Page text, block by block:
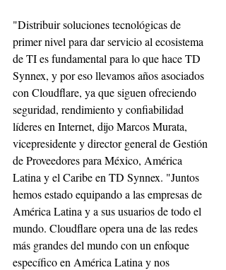
"Distribuir soluciones tecnológicas de
primer nivel para dar servicio al ecosistema
de TI es fundamental para lo que hace TD
Synnex, y por eso llevamos años asociados
con Cloudflare, ya que siguen ofreciendo
seguridad, rendimiento y confiabilidad
líderes en Internet, dijo Marcos Murata,
vicepresidente y director general de Gestión
de Proveedores para México, América
Latina y el Caribe en TD Synnex. "Juntos
hemos estado equipando a las empresas de
América Latina y a sus usuarios de todo el
mundo. Cloudflare opera una de las redes
más grandes del mundo con un enfoque
específico en América Latina y nos